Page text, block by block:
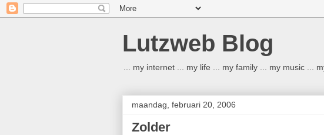
Lutzweb Blog
... my internet ... my life ... my family ... my music ...
maandag, februari 20, 2006
Zolder